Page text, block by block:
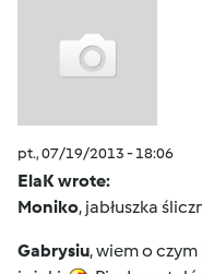
pt., 07/19/2013 - 18:06
ElaK wrote:
Moniko, jabłuszka
Gabrysiu, wiem o czym